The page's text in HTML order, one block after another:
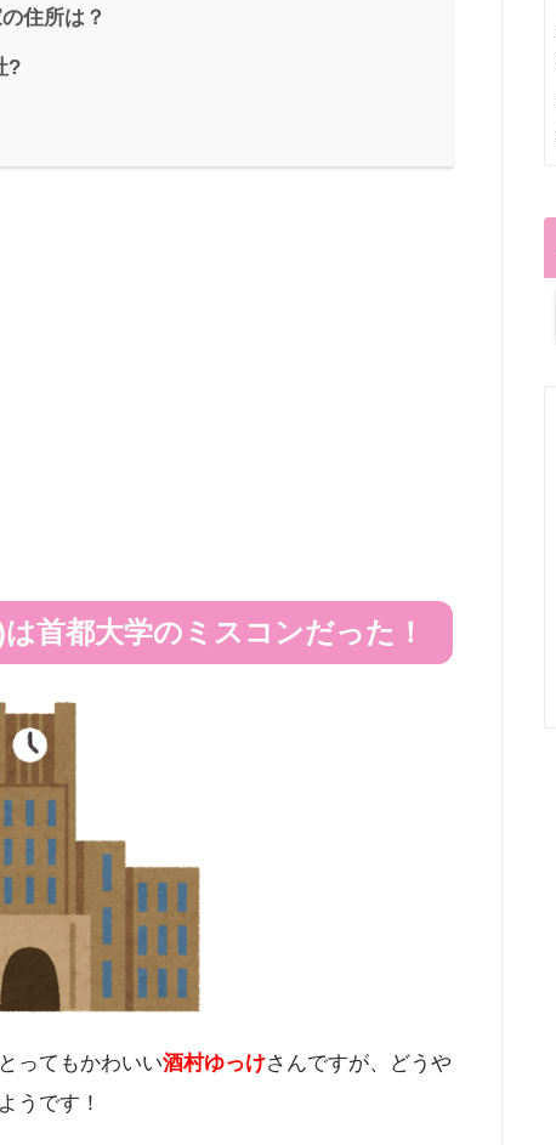
住所は？
?
首都大学のミスコンだった！
ってもかわいい酒村ゆっけさんですが、どうや
うです！